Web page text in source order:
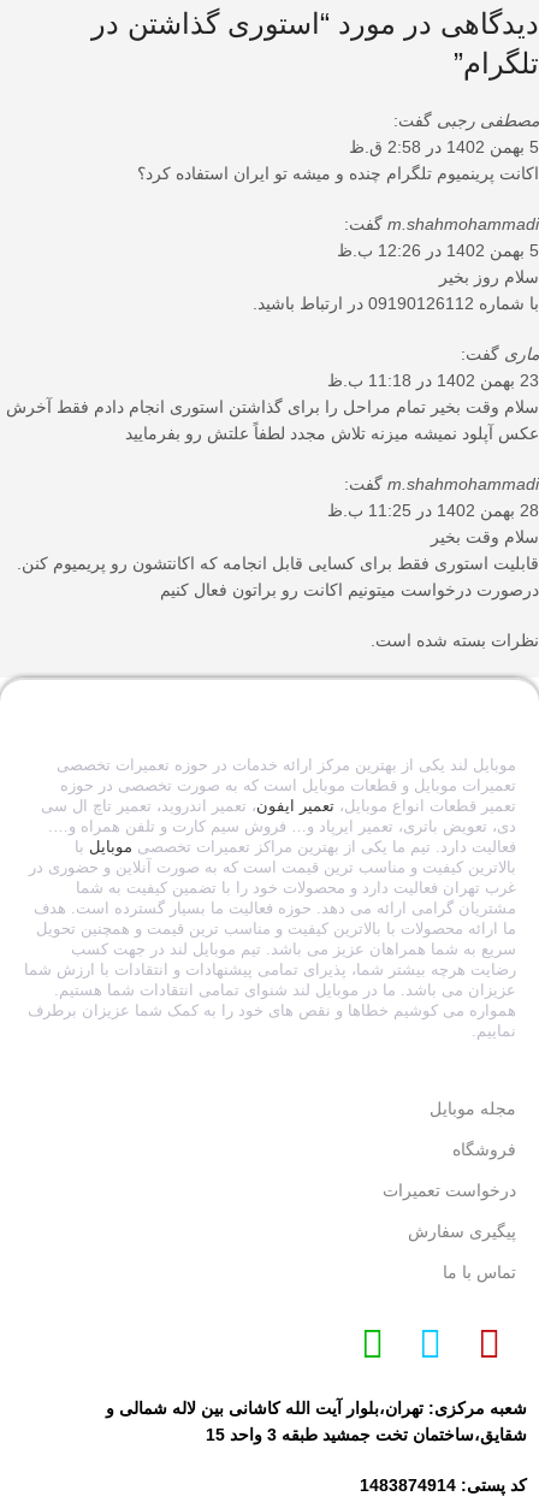
دیدگاهی در مورد “ استوری گذاشتن در
تلگرام”
مصطفی رجبی گفت:
5 بهمن 1402 در 2:58 ق.ظ
اکانت پرینمیوم تلگرام چنده و میشه تو ایران استفاده کرد؟
m.shahmohammadi گفت:
5 بهمن 1402 در 12:26 ب.ظ
سلام روز بخیر
با شماره 09190126112 در ارتباط باشید.
ماری گفت:
23 بهمن 1402 در 11:18 ب.ظ
سلام وقت بخیر تمام مراحل را برای گذاشتن استوری انجام دادم فقط آخرش
عکس آپلود نمیشه میزنه تلاش مجدد لطفاً علتش رو بفرمایید
m.shahmohammadi گفت:
28 بهمن 1402 در 11:25 ب.ظ
سلام وقت بخیر
قابلیت استوری فقط برای کسایی قابل انجامه که اکانتشون رو پریمیوم کنن.
درصورت درخواست میتونیم اکانت رو براتون فعال کنیم
نظرات بسته شده است.
موبایل لند یکی از بهترین مرکز ارائه خدمات در حوزه تعمیرات تخصصی
تعمیرات موبایل و قطعات موبایل است که به صورت تخصصی در حوزه
تعمیر قطعات انواع موبایل، تعمیر ایفون، تعمیر اندروید، تعمیر تاچ ال سی
دی، تعویض باتری، تعمیر ایرپاد و… فروش سیم کارت و تلفن همراه و….
فعالیت دارد. تیم ما یکی از بهترین مراکز تعمیرات تخصصی موبایل با
بالاترین کیفیت و مناسب ترین قیمت است که به صورت آنلاین و حضوری در
غرب تهران فعالیت دارد و محصولات خود را با تضمین کیفیت به شما
مشتریان گرامی ارائه می دهد. حوزه فعالیت ما بسیار گسترده است. هدف
ما ارائه محصولات با بالاترین کیفیت و مناسب ترین قیمت و همچنین تحویل
سریع به شما همراهان عزیز می باشد. تیم موبایل لند در جهت کسب
رضایت هرچه بیشتر شما، پذیرای تمامی پیشنهادات و انتقادات با ارزش شما
عزیزان می باشد. ما در موبایل لند شنوای تمامی انتقادات شما هستیم.
همواره می کوشیم خطاها و نقص های خود را به کمک شما عزیزان برطرف
نماییم.
مجله موبایل
فروشگاه
درخواست تعمیرات
پیگیری سفارش
تماس با ما
شعبه مرکزی: تهران،بلوار آیت الله کاشانی بین لاله شمالی و
شقایق،ساختمان تخت جمشید طبقه 3 واحد 15
کد پستی: 1483874914